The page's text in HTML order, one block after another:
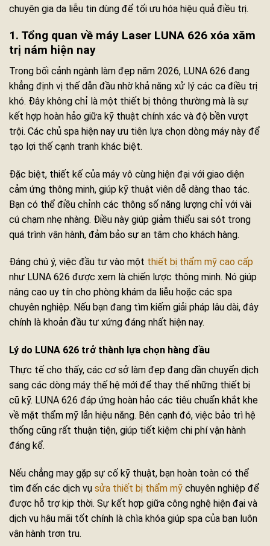
chuyên gia da liễu tin dùng để tối ưu hóa hiệu quả điều trị.
1. Tổng quan về máy Laser LUNA 626 xóa xăm
trị nám hiện nay
Trong bối cảnh ngành làm đẹp năm 2026, LUNA 626 đang
khẳng định vị thế dẫn đầu nhờ khả năng xử lý các ca điều trị
khó. Đây không chỉ là một thiết bị thông thường mà là sự
kết hợp hoàn hảo giữa kỹ thuật chính xác và độ bền vượt
trội. Các chủ spa hiện nay ưu tiên lựa chọn dòng máy này để
tạo lợi thế cạnh tranh khác biệt.
Đặc biệt, thiết kế của máy vô cùng hiện đại với giao diện
cảm ứng thông minh, giúp kỹ thuật viên dễ dàng thao tác.
Bạn có thể điều chỉnh các thông số năng lượng chỉ với vài
cú chạm nhẹ nhàng. Điều này giúp giảm thiểu sai sót trong
quá trình vận hành, đảm bảo sự an tâm cho khách hàng.
Đáng chú ý, việc đầu tư vào một thiết bị thẩm mỹ cao cấp
như LUNA 626 được xem là chiến lược thông minh. Nó giúp
nâng cao uy tín cho phòng khám da liễu hoặc các spa
chuyên nghiệp. Nếu bạn đang tìm kiếm giải pháp lâu dài, đây
chính là khoản đầu tư xứng đáng nhất hiện nay.
Lý do LUNA 626 trở thành lựa chọn hàng đầu
Thực tế cho thấy, các cơ sở làm đẹp đang dần chuyển dịch
sang các dòng máy thế hệ mới để thay thế những thiết bị
cũ kỹ. LUNA 626 đáp ứng hoàn hảo các tiêu chuẩn khắt khe
về mặt thẩm mỹ lẫn hiệu năng. Bên cạnh đó, việc bảo trì hệ
thống cũng rất thuận tiện, giúp tiết kiệm chi phí vận hành
đáng kể.
Nếu chẳng may gặp sự cố kỹ thuật, bạn hoàn toàn có thể
tìm đến các dịch vụ sửa thiết bị thẩm mỹ chuyên nghiệp để
được hỗ trợ kịp thời. Sự kết hợp giữa công nghệ hiện đại và
dịch vụ hậu mãi tốt chính là chìa khóa giúp spa của bạn luôn
vận hành trơn tru.